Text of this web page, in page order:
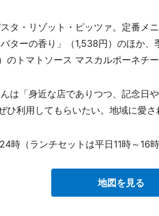
・リゾット・ピッツァ。定番メニ
ターの香り」（1,538円）のほか
のトマトソース マスカルポーネチ
「身近な店でありつつ、記念日や
ひ利用してもらいたい。地域に愛
（ランチセットは平日11時～16時
地図を見る